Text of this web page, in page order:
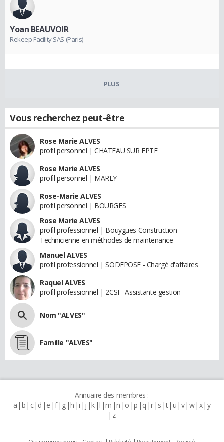
Yoan BEAUVOIR
Rekeep Facility SAS (Paris)
PLUS
Vous recherchez peut-être
Rose Marie ALVES
profil personnel | CHATEAU SUR EPTE
Rose Marie ALVES
profil personnel | MARLY
Rose-Marie ALVES
profil personnel | BOURGES
Rose Marie ALVES
profil professionnel | Bouygues Construction -
Technicienne en méthodes de maintenance
Manuel ALVES
profil professionnel | SODEPOSE - Chargé d'affaires
Raquel ALVES
profil professionnel | 2CSI - Assistante gestion
Nom "ALVES"
Famille "ALVES"
Annuaire des membres :
a b c d e f g h i j k l m n o p q r s t u v w x y
z